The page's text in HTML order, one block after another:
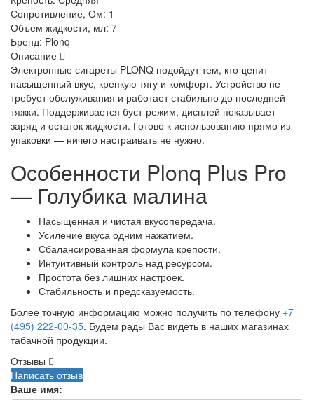
Сопротивление, Ом: 1
Объем жидкости, мл: 7
Бренд: Plonq
Описание
Электронные сигареты PLONQ подойдут тем, кто ценит
насыщенный вкус, крепкую тягу и комфорт. Устройство не
требует обслуживания и работает стабильно до последней
тяжки. Поддерживается буст-режим, дисплей показывает
заряд и остаток жидкости. Готово к использованию прямо из
упаковки — ничего настраивать не нужно.
Особенности Plonq Plus Pro
— Голубика малина
Насыщенная и чистая вкусопередача.
Усиление вкуса одним нажатием.
Сбалансированная формула крепости.
Интуитивный контроль над ресурсом.
Простота без лишних настроек.
Стабильность и предсказуемость.
Более точную информацию можно получить по телефону +7
(495) 222-00-35. Будем рады Вас видеть в наших магазинах
табачной продукции.
Отзывы
Написать отзыв
Ваше имя: